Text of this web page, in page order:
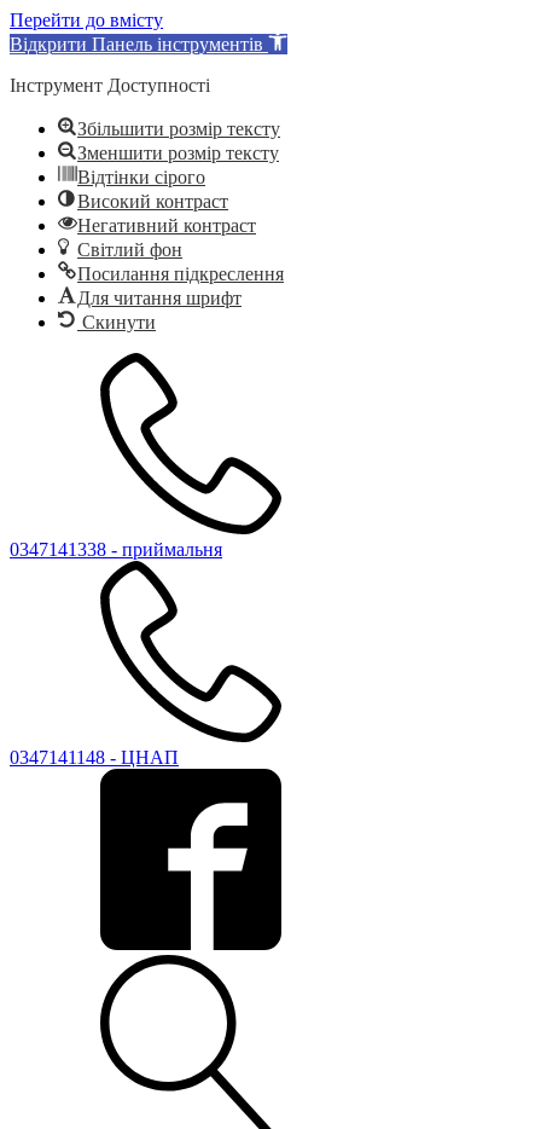
Перейти до вмісту
Відкрити Панель інструментів
Інструмент Доступності
Збільшити розмір тексту
Зменшити розмір тексту
Відтінки сірого
Високий контраст
Негативний контраст
Світлий фон
Посилання підкреслення
Для читання шрифт
Скинути
0347141338 - приймальня
0347141148 - ЦНАП